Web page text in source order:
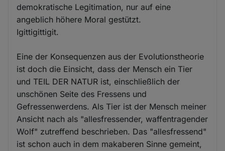
demokratische Legitimation, nur auf eine
angeblich höhere Moral gestützt.
Igittigittigit.
Eine der Konsequenzen aus der Evolutionstheorie
ist doch die Einsicht, dass der Mensch ein Tier
und TEIL DER NATUR ist, einschließlich der
unschönen Seite des Fressens und
Gefressenwerdens. Als Tier ist der Mensch meiner
Ansicht nach als "allesfressender, waffentragender
Wolf" zutreffend beschrieben. Das "allesfressend"
ist schon auch in dem makaberen Sinne gemeint,